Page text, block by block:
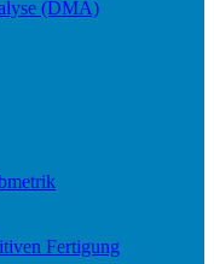
(DMA)
Fertigung